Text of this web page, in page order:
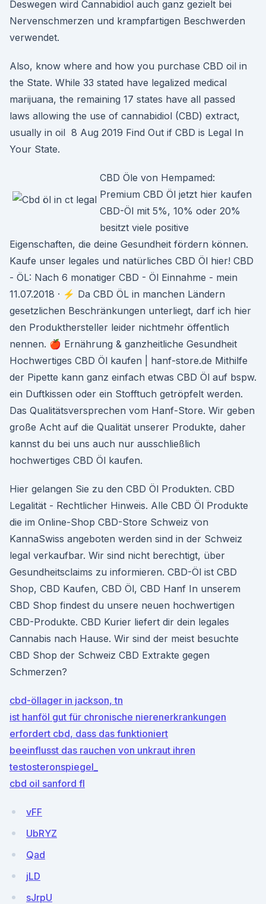
Deswegen wird Cannabidiol auch ganz gezielt bei
Nervenschmerzen und krampfartigen Beschwerden
verwendet.
Also, know where and how you purchase CBD oil in
the State. While 33 stated have legalized medical
marijuana, the remaining 17 states have all passed
laws allowing the use of cannabidiol (CBD) extract,
usually in oil 8 Aug 2019 Find Out if CBD is Legal In
Your State.
CBD Öle von Hempamed:
Premium CBD Öl jetzt hier kaufen
CBD-Öl mit 5%, 10% oder 20%
besitzt viele positive
Eigenschaften, die deine Gesundheit fördern können.
Kaufe unser legales und natürliches CBD Öl hier! CBD
- ÖL: Nach 6 monatiger CBD - Öl Einnahme - mein
11.07.2018 · ⚡️ Da CBD ÖL in manchen Ländern
gesetzlichen Beschränkungen unterliegt, darf ich hier
den Produkthersteller leider nichtmehr öffentlich
nennen. 🍎 Ernährung & ganzheitliche Gesundheit
Hochwertiges CBD Öl kaufen | hanf-store.de Mithilfe
der Pipette kann ganz einfach etwas CBD Öl auf bspw.
ein Duftkissen oder ein Stofftuch getröpfelt werden.
Das Qualitätsversprechen vom Hanf-Store. Wir geben
große Acht auf die Qualität unserer Produkte, daher
kannst du bei uns auch nur ausschließlich
hochwertiges CBD Öl kaufen.
Hier gelangen Sie zu den CBD Öl Produkten. CBD
Legalität - Rechtlicher Hinweis. Alle CBD Öl Produkte
die im Online-Shop CBD-Store Schweiz von
KannaSwiss angeboten werden sind in der Schweiz
legal verkaufbar. Wir sind nicht berechtigt, über
Gesundheitsclaims zu informieren. CBD-Öl ist CBD
Shop, CBD Kaufen, CBD Öl, CBD Hanf In unserem
CBD Shop findest du unsere neuen hochwertigen
CBD-Produkte. CBD Kurier liefert dir dein legales
Cannabis nach Hause. Wir sind der meist besuchte
CBD Shop der Schweiz CBD Extrakte gegen
Schmerzen?
cbd-öllager in jackson, tn
ist hanföl gut für chronische nierenerkrankungen
erfordert cbd, dass das funktioniert
beeinflusst das rauchen von unkraut ihren
testosteronspiegel_
cbd oil sanford fl
vFF
UbRYZ
Qad
jLD
sJrpU